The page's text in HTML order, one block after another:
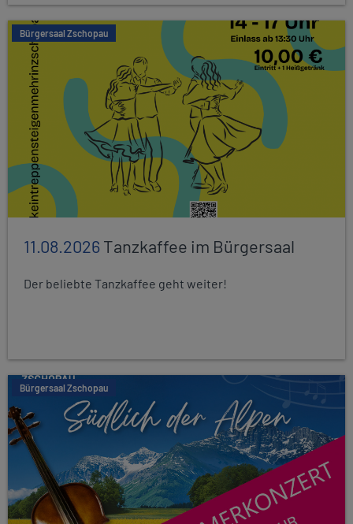
Bürgersaal Zschopau
11.08.2026Tanzkaffee im Bürgersaal
Der beliebte Tanzkaffee geht weiter!
Bürgersaal Zschopau